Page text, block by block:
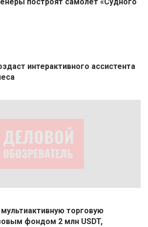
интерактивного ассистента
мультиактивную торговую
фондом 2 млн USDT,